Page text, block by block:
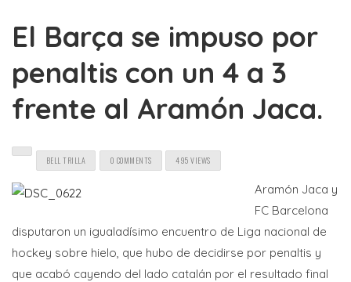
El Barça se impuso por
penaltis con un 4 a 3
frente al Aramón Jaca.
BELL TRILLA 0 COMMENTS 495 VIEWS
Aramón Jaca y
FC Barcelona
disputaron un igualadísimo encuentro de Liga nacional de
hockey sobre hielo, que hubo de decidirse por penaltis y
que acabó cayendo del lado catalán por el resultado final